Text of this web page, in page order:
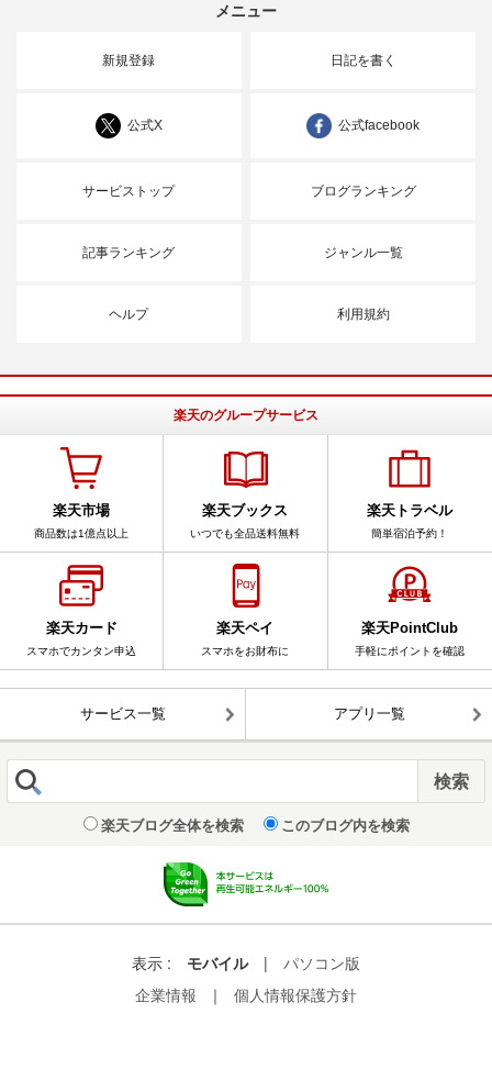
メニュー
新規登録 日記を書く
公式X 公式facebook
サービストップ ブログランキング
記事ランキング ジャンル一覧
ヘルプ 利用規約
楽天のグループサービス
楽天市場
商品数は1億点以上
楽天ブックス
いつでも全品送料無料
楽天トラベル
簡単宿泊予約！
楽天カード
スマホでカンタン申込
楽天ペイ
スマホをお財布に
楽天PointClub
手軽にポイントを確認
サービス一覧 アプリ一覧
楽天ブログ全体を検索 このブログ内を検索
表示 : モバイル |
パソコン版
企業情報
｜ 個人情報保護方針